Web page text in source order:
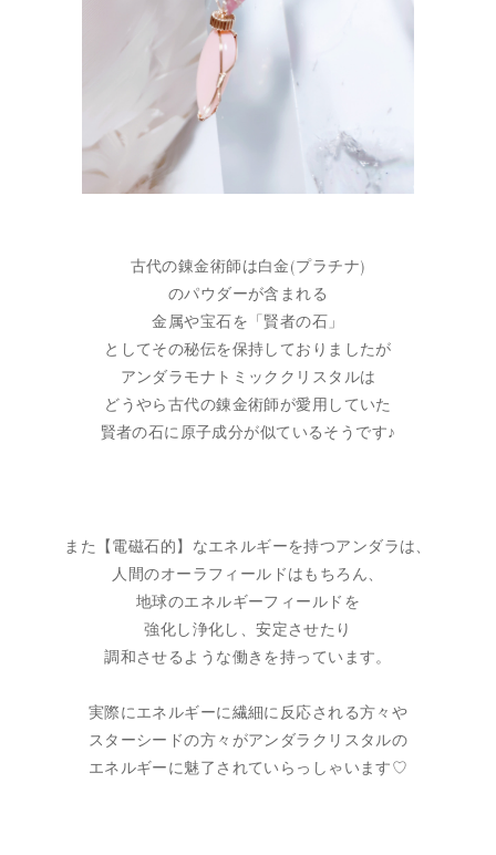
古代の錬金術師は白金(プラチナ)
のパウダーが含まれる
金属や宝石を「賢者の石」
としてその秘伝を保持しておりましたが
アンダラモナトミッククリスタルは
どうやら古代の錬金術師が愛用していた
賢者の石に原子成分が似ているそうです♪
また【電磁石的】なエネルギーを持つアンダラは、
人間のオーラフィールドはもちろん、
地球のエネルギーフィールドを
強化し浄化し、安定させたり
調和させるような働きを持っています。
実際にエネルギーに繊細に反応される方々や
スターシードの方々がアンダラクリスタルの
エネルギーに魅了されていらっしゃいます♡